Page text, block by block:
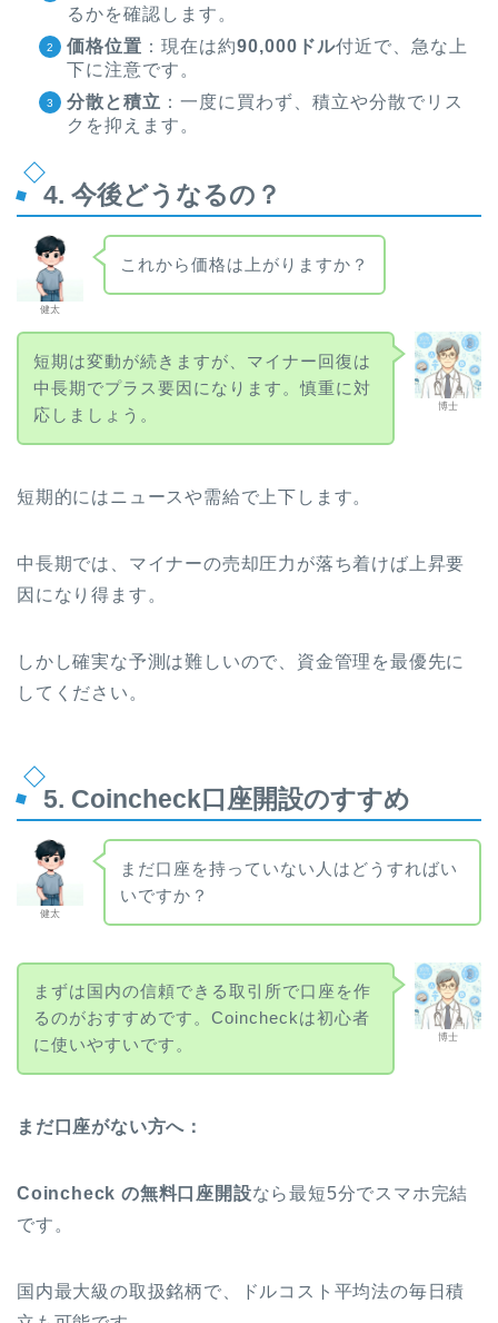
るかを確認します。
価格位置 ：現在は約90,000ドル付近で、急な上
下に注意です。
分散と積立 ：一度に買わず、積立や分散でリス
クを抑えます。
4. 今後どうなるの？
健太
これから価格は上がりますか？
博士
短期は変動が続きますが、マイナー回復は
中長期でプラス要因になります。慎重に対
応しましょう。
短期的にはニュースや需給で上下します。
中長期では、マイナーの売却圧力が落ち着けば上昇要
因になり得ます。
しかし確実な予測は難しいので、資金管理を最優先に
してください。
5. Coincheck口座開設のすすめ
健太
まだ口座を持っていない人はどうすればい
いですか？
博士
まずは国内の信頼できる取引所で口座を作
るのがおすすめです。Coincheckは初心者
に使いやすいです。
まだ口座がない方へ：
Coincheck の無料口座開設なら最短5分でスマホ完結
です。
国内最大級の取扱銘柄で、ドルコスト平均法の毎日積